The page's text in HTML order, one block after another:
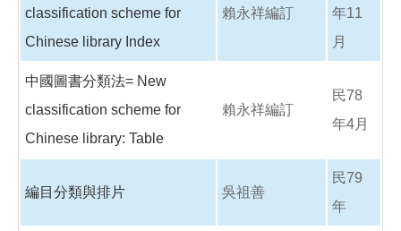
classification scheme for
Chinese library Index
賴永祥編訂
年11
月
中國圖書分類法= New
classification scheme for
Chinese library: Table
賴永祥編訂
民78
年4月
編目分類與排片 吳祖善
民79
年